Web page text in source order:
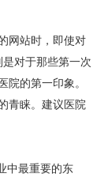
网站时，即使对
对于那些第一次
院的第一印象。
青睐。建议医院
中最重要的东